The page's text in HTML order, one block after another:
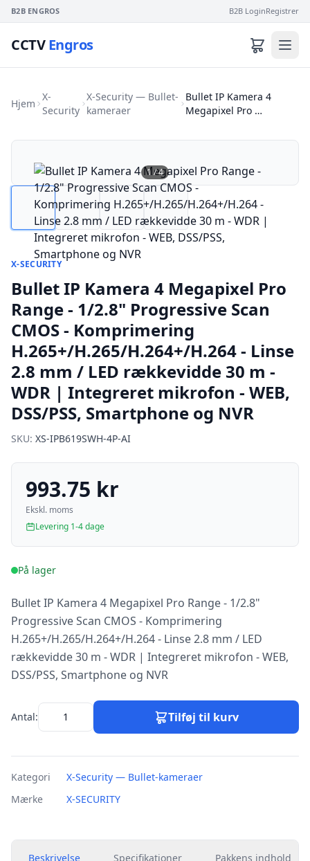
B2B ENGROS B2B LoginRegistrer
CCTVEngros
Hjem
X-
Security
X-Security — Bullet-
kameraer
Bullet IP Kamera 4
Megapixel Pro …
1/4
X-SECURITY
Bullet IP Kamera 4 Megapixel Pro
Range - 1/2.8" Progressive Scan
CMOS - Komprimering
H.265+/H.265/H.264+/H.264 - Linse
2.8 mm / LED rækkevidde 30 m -
WDR | Integreret mikrofon - WEB,
DSS/PSS, Smartphone og NVR
SKU: XS-IPB619SWH-4P-AI
993.75 kr
Ekskl. moms
Levering 1-4 dage
På lager
Bullet IP Kamera 4 Megapixel Pro Range - 1/2.8"
Progressive Scan CMOS - Komprimering
H.265+/H.265/H.264+/H.264 - Linse 2.8 mm / LED
rækkevidde 30 m - WDR | Integreret mikrofon - WEB,
DSS/PSS, Smartphone og NVR
Antal: Tilføj til kurv
Kategori
X-Security — Bullet-kameraer
Mærke
X-SECURITY
Beskrivelse Specifikationer Pakkens indhold